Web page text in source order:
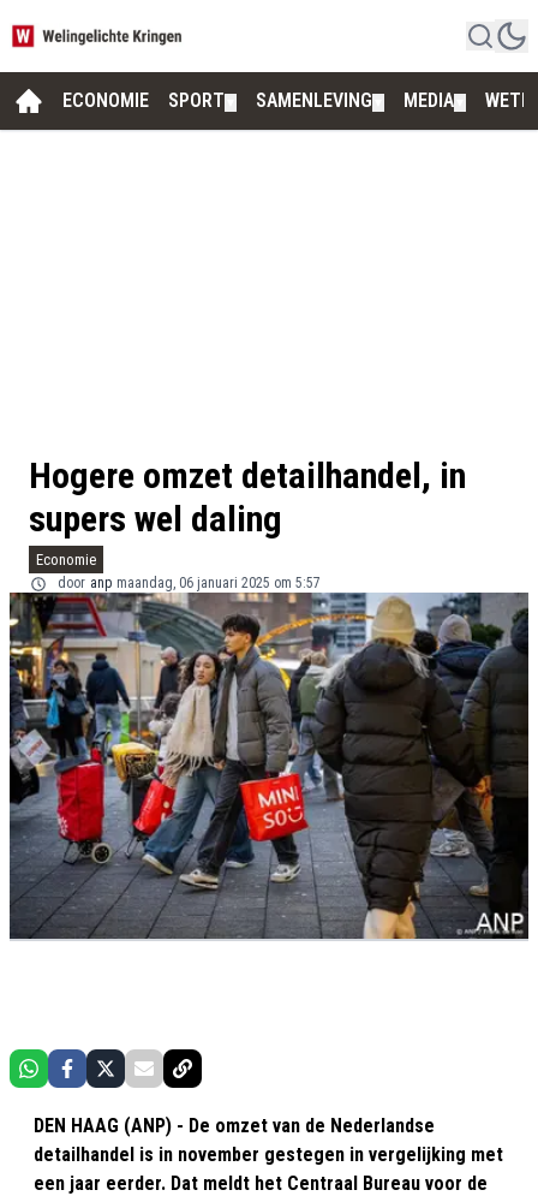
ECONOMIE SPORT SAMENLEVING MEDIA
Hogere omzet detailhandel, in
supers wel daling
Economie
door anp maandag, 06 januari 2025 om 5:57
DEN HAAG (ANP) - De omzet van de Nederlandse
detailhandel is in november gestegen in vergelijking met
een jaar eerder. Dat meldt het Centraal Bureau voor de